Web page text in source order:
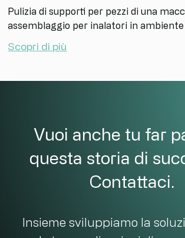
Pulizia di supporti per pezzi di una
assemblaggio per inalatori in
Scopri di più
Vuoi anche tu far
questa storia di
Contattaci.
Insieme sviluppiamo la